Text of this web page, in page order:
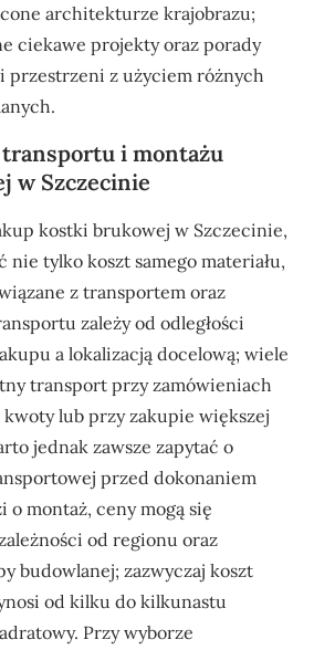
architekturze krajobrazu;
ciekawe projekty oraz porady
przestrzeni z użyciem różnych
transportu i montażu
w Szczecinie
kostki brukowej w Szczecinie,
tylko koszt samego materiału,
z transportem oraz
zależy od odległości
a lokalizacją docelową; wiele
transport przy zamówieniach
lub przy zakupie większej
jednak zawsze zapytać o
przed dokonaniem
o montaż, ceny mogą się
od regionu oraz
budowlanej; zazwyczaj koszt
od kilku do kilkunastu
Przy wyborze